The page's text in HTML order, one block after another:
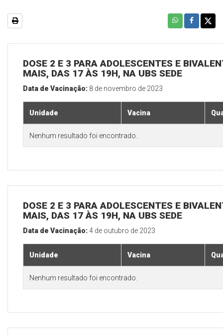
DOSE 2 E 3 PARA ADOLESCENTES E
MAIS, DAS 17 ÀS 19H, NA UBS SEDE
Data de Vacinação: 8 de novembro de 2023
Unidade Vacina
Nenhum resultado foi encontrado.
DOSE 2 E 3 PARA ADOLESCENTES E
MAIS, DAS 17 ÀS 19H, NA UBS SEDE
Data de Vacinação:4 de outubro de 2023
Unidade Vacina
Nenhum resultado foi encontrado.